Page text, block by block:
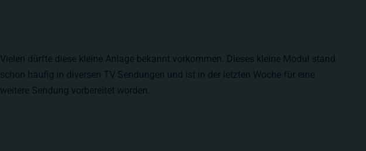
Vielen dürfte diese kleine Anlage bekannt vorkommen. Dieses kleine Modul stand
schon häufig in diversen TV Sendungen und ist in der letzten Woche für eine
weitere Sendung vorbereitet worden.